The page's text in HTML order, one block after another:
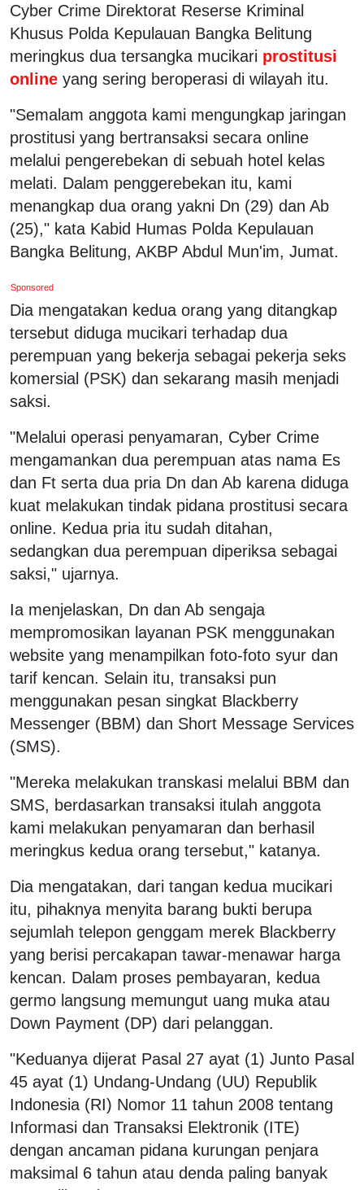
Cyber Crime Direktorat Reserse Kriminal
Khusus Polda Kepulauan Bangka Belitung
meringkus dua tersangka mucikari prostitusi
online yang sering beroperasi di wilayah itu.
"Semalam anggota kami mengungkap jaringan
prostitusi yang bertransaksi secara online
melalui pengerebekan di sebuah hotel kelas
melati. Dalam penggerebekan itu, kami
menangkap dua orang yakni Dn (29) dan Ab
(25)," kata Kabid Humas Polda Kepulauan
Bangka Belitung, AKBP Abdul Mun'im, Jumat.
Sponsored
Dia mengatakan kedua orang yang ditangkap
tersebut diduga mucikari terhadap dua
perempuan yang bekerja sebagai pekerja seks
komersial (PSK) dan sekarang masih menjadi
saksi.
"Melalui operasi penyamaran, Cyber Crime
mengamankan dua perempuan atas nama Es
dan Ft serta dua pria Dn dan Ab karena diduga
kuat melakukan tindak pidana prostitusi secara
online. Kedua pria itu sudah ditahan,
sedangkan dua perempuan diperiksa sebagai
saksi," ujarnya.
Ia menjelaskan, Dn dan Ab sengaja
mempromosikan layanan PSK menggunakan
website yang menampilkan foto-foto syur dan
tarif kencan. Selain itu, transaksi pun
menggunakan pesan singkat Blackberry
Messenger (BBM) dan Short Message Services
(SMS).
"Mereka melakukan transkasi melalui BBM dan
SMS, berdasarkan transaksi itulah anggota
kami melakukan penyamaran dan berhasil
meringkus kedua orang tersebut," katanya.
Dia mengatakan, dari tangan kedua mucikari
itu, pihaknya menyita barang bukti berupa
sejumlah telepon genggam merek Blackberry
yang berisi percakapan tawar-menawar harga
kencan. Dalam proses pembayaran, kedua
germo langsung memungut uang muka atau
Down Payment (DP) dari pelanggan.
"Keduanya dijerat Pasal 27 ayat (1) Junto Pasal
45 ayat (1) Undang-Undang (UU) Republik
Indonesia (RI) Nomor 11 tahun 2008 tentang
Informasi dan Transaksi Elektronik (ITE)
dengan ancaman pidana kurungan penjara
maksimal 6 tahun atau denda paling banyak